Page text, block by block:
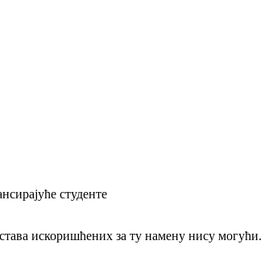
студенте
искоришћених за ту намену нису могући.